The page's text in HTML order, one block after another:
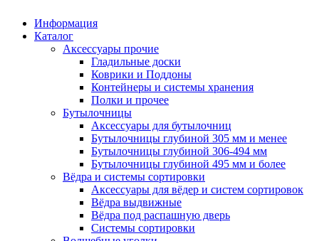
Информация
Каталог
Аксессуары прочие
Гладильные доски
Коврики и Поддоны
Контейнеры и системы хранения
Полки и прочее
Бутылочницы
Аксессуары для бутылочниц
Бутылочницы глубиной 305 мм и менее
Бутылочницы глубиной 306-494 мм
Бутылочницы глубиной 495 мм и более
Вёдра и системы сортировки
Аксессуары для вёдер и систем сортировок
Вёдра выдвижные
Вёдра под распашную дверь
Системы сортировки